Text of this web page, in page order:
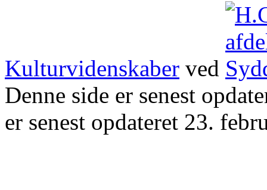
Kulturvidenskaber ved
Denne side er senest
er senest opdateret 23.